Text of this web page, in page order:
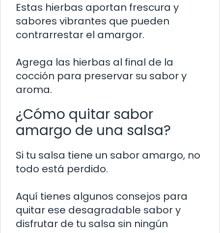
Estas hierbas aportan frescura y
sabores vibrantes que pueden
contrarrestar el amargor.
Agrega las hierbas al final de la
cocción para preservar su sabor y
aroma.
¿Cómo quitar sabor
amargo de una salsa?
Si tu salsa tiene un sabor amargo, no
todo está perdido.
Aquí tienes algunos consejos para
quitar ese desagradable sabor y
disfrutar de tu salsa sin ningún